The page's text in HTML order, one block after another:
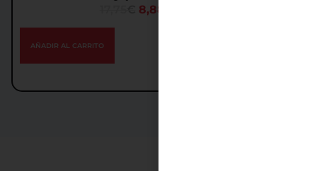
8,88
AÑADIR AL CARRITO